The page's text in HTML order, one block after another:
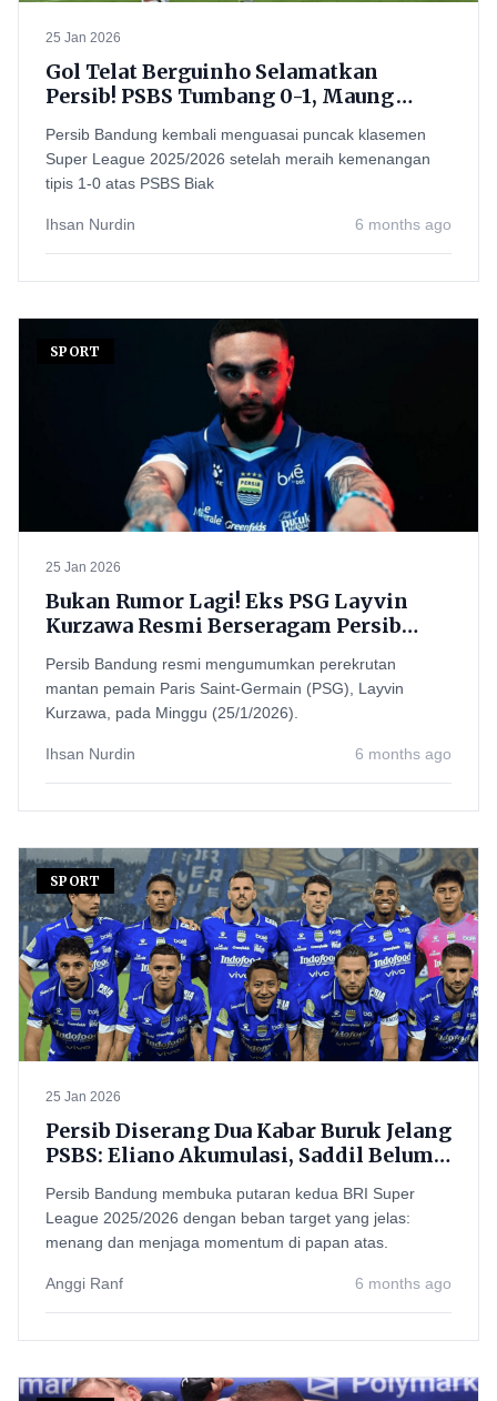
25 Jan 2026
Gol Telat Berguinho Selamatkan
Persib! PSBS Tumbang 0-1, Maung
Persib Bandung kembali menguasai puncak klasemen
Super League 2025/2026 setelah meraih kemenangan
tipis 1-0 atas PSBS Biak
Ihsan Nurdin 6 months ago
SPORT
25 Jan 2026
Bukan Rumor Lagi! Eks PSG Layvin
Kurzawa Resmi Berseragam Persib
Persib Bandung resmi mengumumkan perekrutan
mantan pemain Paris Saint-Germain (PSG), Layvin
Kurzawa, pada Minggu (25/1/2026).
Ihsan Nurdin 6 months ago
SPORT
25 Jan 2026
Persib Diserang Dua Kabar Buruk Jelang
PSBS: Eliano Akumulasi, Saddil Belum
Bahaya
Persib Bandung membuka putaran kedua BRI Super
League 2025/2026 dengan beban target yang jelas:
menang dan menjaga momentum di papan atas.
Anggi Ranf 6 months ago